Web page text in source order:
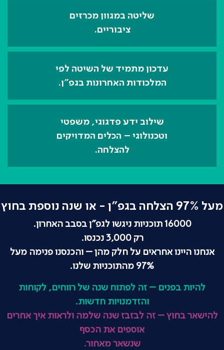
שליטה במגוון מכרזים
ציבוריים.
עדכון מתמיד של השיטה לפי
המלכודות האחרונות בגפ"ן.
שילוב ידע פדגוגי, משפטי
וטכנולוגי – הכלים המדויקים
להצלחה.
מעל 97% הצלחה בגפ"ן - או שנה נוספת בחוץ
16000 תוכניות ניגשו לגפ"ן בסבב האחרון.
רק 3,000 נכנסו.
אנחנו היינו אחראים על חלק מהן – והכנסנו פנימה מעל
97% מהתוכניות שלנו.
להיות בפנים – זה לפתוח שנה של רווחים, לקוחות
והזדמנויות חדשות.
להישאר בחוץ – זה לבזבז שנה שלמה ולראות איך אחרים
אוספים את הכסף
שנשאר מאחור.